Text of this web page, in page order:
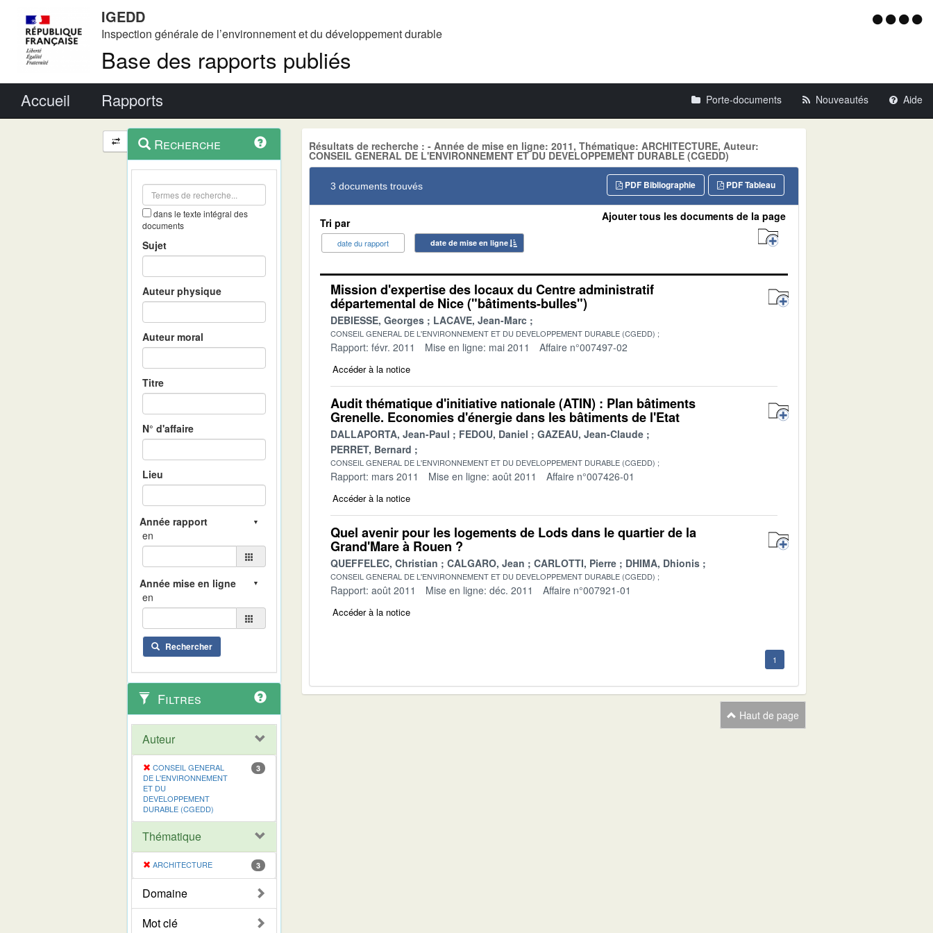
IGEDD
Inspection générale de l’environnement et du développement durable
Base des rapports publiés
Menu
Accueil Rapports Porte-documents Nouveautés Aide
Navigation
et
outils
contextuel
Recherche
dans le texte intégral des
documents
Sujet
Auteur physique
Auteur moral
Titre
N° d'affaire
Lieu
en
en
Rechercher
Filtres
Auteur
CONSEIL GENERAL
DE L'ENVIRONNEMENT
ET DU
DEVELOPPEMENT
DURABLE (CGEDD)
3
Thématique
ARCHITECTURE 3
Domaine
Mot clé
Résultats de recherche : - Année de mise en ligne: 2011, Thématique: ARCHITECTURE, Auteur:
CONSEIL GENERAL DE L'ENVIRONNEMENT ET DU DEVELOPPEMENT DURABLE (CGEDD)
3 documents trouvés PDF Tableau
PDF Bibliographie
Tri par
date du rapport date de mise en ligne
Ajouter tous les documents de la page
Mission d'expertise des locaux du Centre administratif
départemental de Nice ("bâtiments-bulles")
DEBIESSE, Georges LACAVE, Jean-Marc
CONSEIL GENERAL DE L'ENVIRONNEMENT ET DU DEVELOPPEMENT DURABLE (CGEDD)
Rapport: févr. 2011 Mise en ligne: mai 2011 Affaire n°007497-02
Accéder à la notice
Audit thématique d'initiative nationale (ATIN) : Plan bâtiments
Grenelle. Economies d'énergie dans les bâtiments de l'Etat
DALLAPORTA, Jean-Paul FEDOU, Daniel
GAZEAU, Jean-Claude
PERRET, Bernard
CONSEIL GENERAL DE L'ENVIRONNEMENT ET DU DEVELOPPEMENT DURABLE (CGEDD)
Rapport: mars 2011 Mise en ligne: août 2011 Affaire n°007426-01
Accéder à la notice
Quel avenir pour les logements de Lods dans le quartier de la
Grand'Mare à Rouen ?
QUEFFELEC, Christian CALGARO, Jean CARLOTTI, Pierre DHIMA, Dhionis
CONSEIL GENERAL DE L'ENVIRONNEMENT ET DU DEVELOPPEMENT DURABLE (CGEDD)
Rapport: août 2011 Mise en ligne: déc. 2011 Affaire n°007921-01
Accéder à la notice
1
Haut de page